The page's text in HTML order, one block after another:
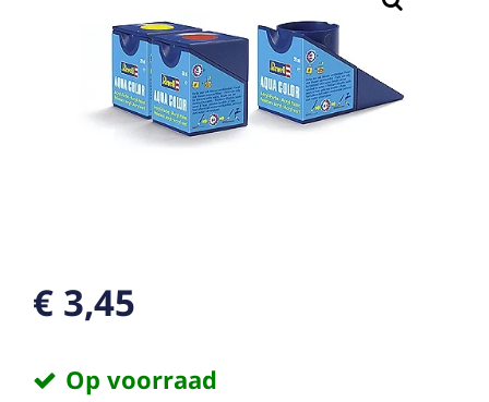
€ 3,45
Op voorraad